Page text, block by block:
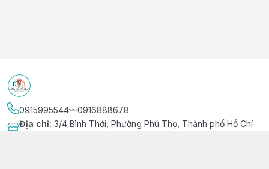
0915995544〰️0916888678
Địa chỉ: 3/4 Bình Thới, Phường Phú Thọ, Thành phố Hồ Chí